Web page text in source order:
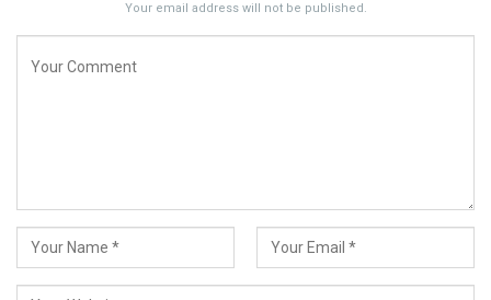
Your email address will not be published.